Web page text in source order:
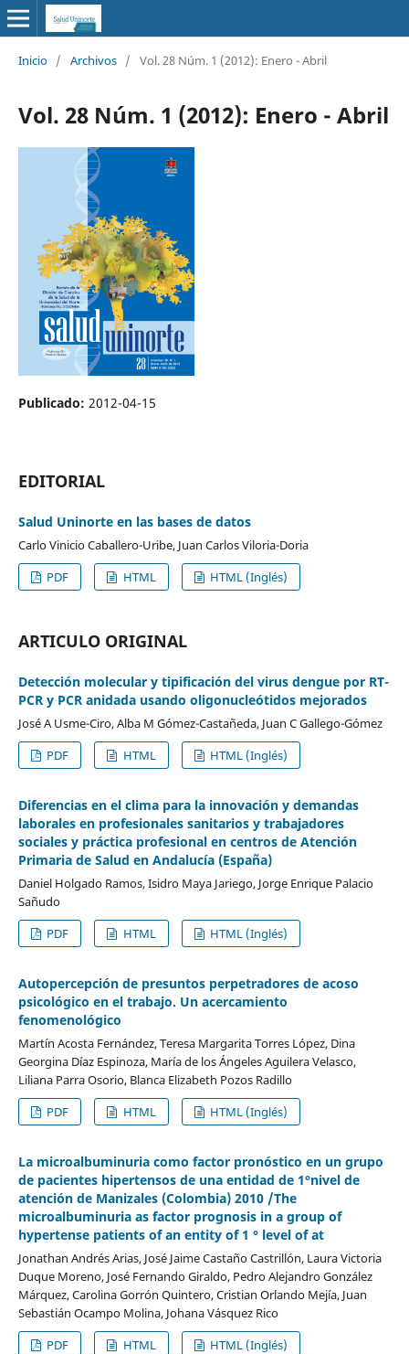
Inicio / Archivos / Vol. 28 Núm. 1 (2012): Enero - Abril
Vol. 28 Núm. 1 (2012): Enero - Abril
Publicado: 2012-04-15
EDITORIAL
Salud Uninorte en las bases de datos
Carlo Vinicio Caballero-Uribe, Juan Carlos Viloria-Doria
PDF
HTML HTML (Inglés)
ARTICULO ORIGINAL
Detección molecular y tipificación del virus dengue por RT-
PCR y PCR anidada usando oligonucleótidos mejorados
José A Usme-Ciro, Alba M Gómez-Castañeda, Juan C Gallego-Gómez
PDF
HTML HTML (Inglés)
Diferencias en el clima para la innovación y demandas
laborales en profesionales sanitarios y trabajadores
sociales y práctica profesional en centros de Atención
Primaria de Salud en Andalucía (España)
Daniel Holgado Ramos, Isidro Maya Jariego, Jorge Enrique Palacio
Sañudo
PDF
HTML HTML (Inglés)
Autopercepción de presuntos perpetradores de acoso
psicológico en el trabajo. Un acercamiento
fenomenológico
Martín Acosta Fernández, Teresa Margarita Torres López, Dina
Georgina Díaz Espinoza, María de los Ángeles Aguilera Velasco,
Liliana Parra Osorio, Blanca Elizabeth Pozos Radillo
PDF
HTML HTML (Inglés)
La microalbuminuria como factor pronóstico en un grupo
de pacientes hipertensos de una entidad de 1°nivel de
atención de Manizales (Colombia) 2010 /The
microalbuminuria as factor prognosis in a group of
hypertense patients of an entity of 1 ° level of at
Jonathan Andrés Arias, José Jaime Castaño Castrillón, Laura Victoria
Duque Moreno, José Fernando Giraldo, Pedro Alejandro González
Márquez, Carolina Gorrón Quintero, Cristian Orlando Mejía, Juan
Sebastián Ocampo Molina, Johana Vásquez Rico
PDF
HTML HTML (Inglés)